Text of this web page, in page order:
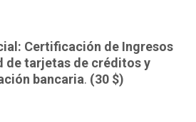
Certificación de Ingresos
de tarjetas de créditos y
bancaria. (30 $)